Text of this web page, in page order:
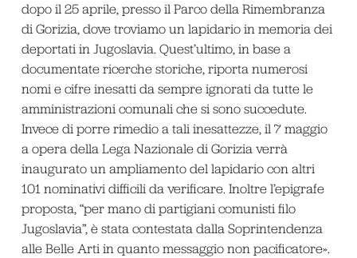
dopo il 25 aprile, presso il Parco della Rimembranza
di Gorizia, dove troviamo un lapidario in memoria dei
deportati in Jugoslavia. Quest’ultimo, in base a
documentate ricerche storiche, riporta numerosi
nomi e cifre inesatti da sempre ignorati da tutte le
amministrazioni comunali che si sono succedute.
Invece di porre rimedio a tali inesattezze, il 7 maggio
a opera della Lega Nazionale di Gorizia verrà
inaugurato un ampliamento del lapidario con altri
101 nominativi difficili da verificare. Inoltre l’epigrafe
proposta, “per mano di partigiani comunisti filo
Jugoslavia”, è stata contestata dalla Soprintendenza
alle Belle Arti in quanto messaggio non pacificatore».